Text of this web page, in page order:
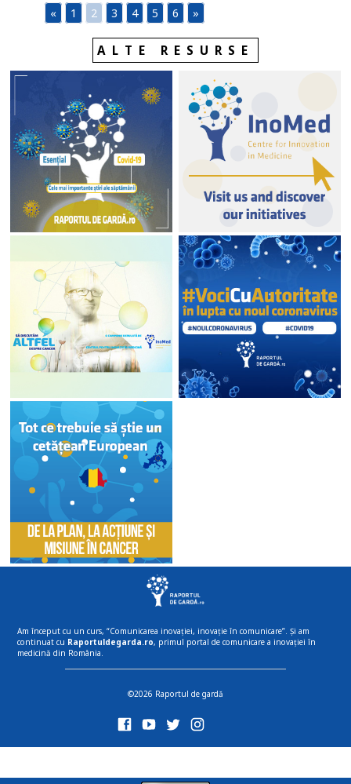
« 1 2 3 4 5 6 »
ALTE RESURSE
Am început cu un curs, “Comunicarea inovației, inovație în comunicare”. Și am
continuat cu Raportuldegarda.ro, primul portal de comunicare a inovației în
medicină din România.
©2026 Raportul de gardă